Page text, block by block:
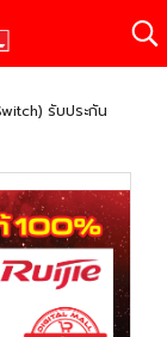
รับประกัน